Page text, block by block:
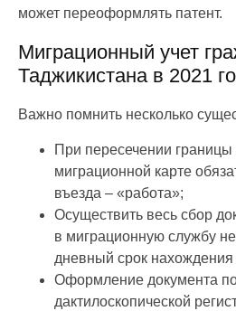
может переоформлять патент.
Миграционный учет
Таджикистана в 2021
Важно помнить несколько
При пересечении
миграционной карте
въезда – «работа»;
Осуществить весь сбор
в миграционную службу
дневный срок нахождения
Оформление документа
дактилоскопической